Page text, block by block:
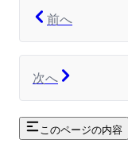
前へ
次へ
このページの内容